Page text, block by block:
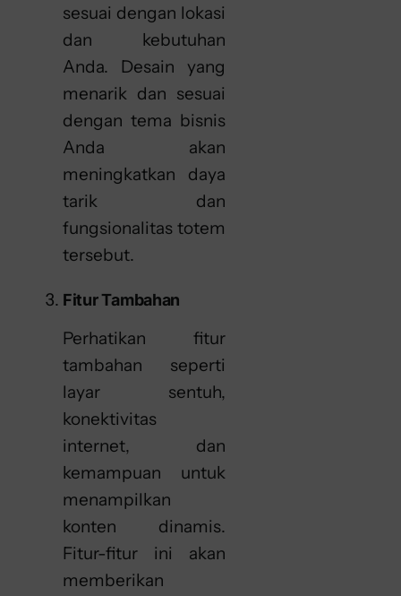
sesuai dengan lokasi
dan kebutuhan
Anda. Desain yang
menarik dan sesuai
dengan tema bisnis
Anda akan
meningkatkan daya
tarik dan
fungsionalitas totem
tersebut.
Fitur Tambahan
Perhatikan fitur
tambahan seperti
layar sentuh,
konektivitas
internet, dan
kemampuan untuk
menampilkan
konten dinamis.
Fitur-fitur ini akan
memberikan